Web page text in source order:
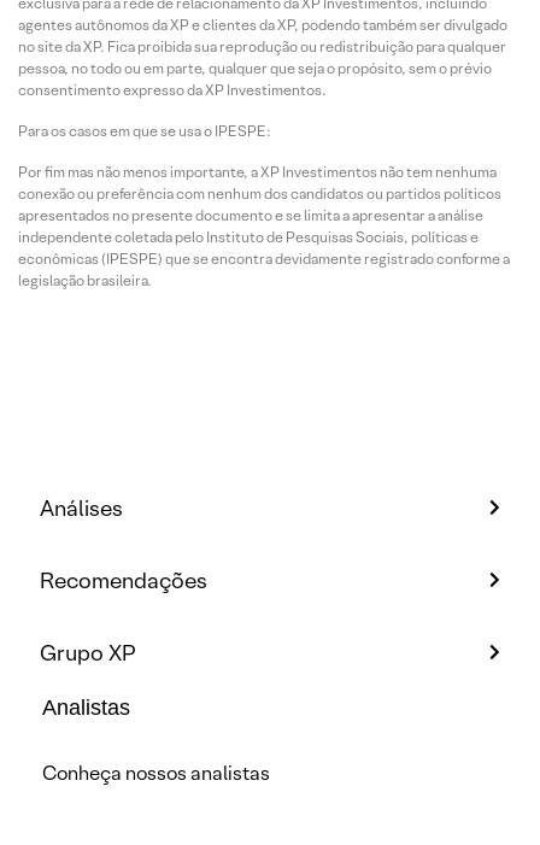
agentes autônomos da XP e clientes da XP, podendo também ser divulgado
no site da XP. Fica proibida sua reprodução ou redistribuição para qualquer
pessoa, no todo ou em parte, qualquer que seja o propósito, sem o prévio
consentimento expresso da XP Investimentos.
Para os casos em que se usa o IPESPE:
Por fim mas não menos importante, a XP Investimentos não tem nenhuma
conexão ou preferência com nenhum dos candidatos ou partidos políticos
apresentados no presente documento e se limita a apresentar a análise
independente coletada pelo Instituto de Pesquisas Sociais, políticas e
econômicas (IPESPE) que se encontra devidamente registrado conforme a
legislação brasileira.
Análises
Recomendações
Grupo XP
Analistas
Conheça nossos analistas